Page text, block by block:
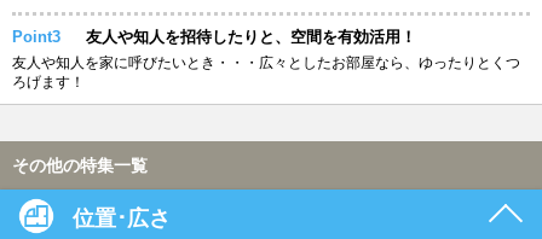
Point3 友人や知人を招待したりと、空間を有効活用！
友人や知人を家に呼びたいとき・・・広々としたお部屋なら、ゆったりとくつ
ろげます！
その他の特集一覧
位置･広さ